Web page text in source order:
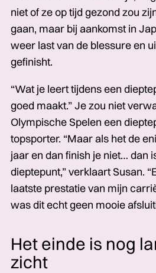
niet of ze op tijd gezond zou
gaan, maar bij aankomst in
weer last van de blessure en
gefinisht.
“Wat je leert tijdens een
goed maakt.” Je zou niet
Olympische Spelen een
topsporter. “Maar als het de
jaar en dan finish je niet… dan
dieptepunt,” verklaart Susan.
laatste prestatie van mijn
was dit echt geen mooie
Het einde is nog
zicht